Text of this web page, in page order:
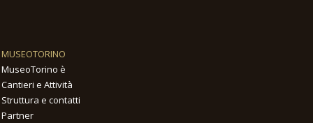
MUSEOTORINO
MuseoTorino è
Cantieri e Attività
Struttura e contatti
Partner